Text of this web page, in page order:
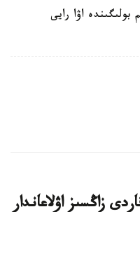
اۋا رايى
زاڭسىز اۋلاعاندار